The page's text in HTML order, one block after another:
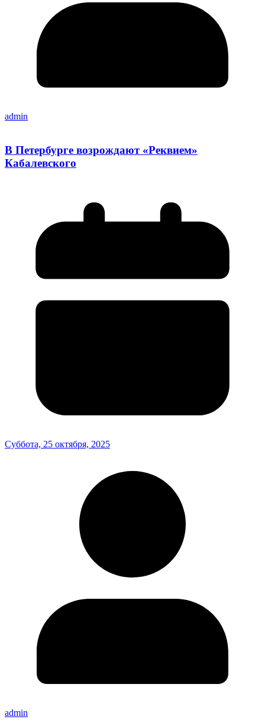
admin
В Петербурге возрождают «Реквием»
Кабалевского
Суббота, 25 октября, 2025
admin